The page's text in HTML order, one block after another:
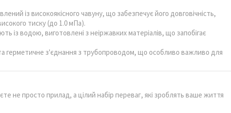
із високоякісного чавуну, що забезпечує його довговічність,
тиску (до 1.0 мПа).
із водою, виготовлені з неіржавких матеріалів, що запобігає
герметичне з'єднання з трубопроводом, що особливо важливо для
не просто прилад, а цілий набір переваг, які зроблять ваше життя